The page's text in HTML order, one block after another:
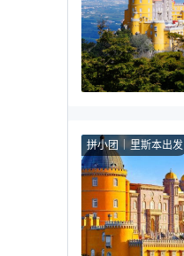
拼小团 里斯本出发